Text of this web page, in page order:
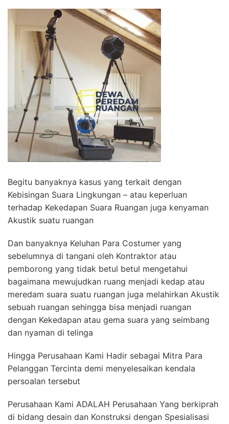
Begitu banyaknya kasus yang terkait dengan
Kebisingan Suara Lingkungan – atau keperluan
terhadap Kekedapan Suara Ruangan juga kenyaman
Akustik suatu ruangan
Dan banyaknya Keluhan Para Costumer yang
sebelumnya di tangani oleh Kontraktor atau
pemborong yang tidak betul betul mengetahui
bagaimana mewujudkan ruang menjadi kedap atau
meredam suara suatu ruangan juga melahirkan Akustik
sebuah ruangan sehingga bisa menjadi ruangan
dengan Kekedapan atau gema suara yang seimbang
dan nyaman di telinga
Hingga Perusahaan Kami Hadir sebagai Mitra Para
Pelanggan Tercinta demi menyelesaikan kendala
persoalan tersebut
Perusahaan Kami ADALAH Perusahaan Yang berkiprah
di bidang desain dan Konstruksi dengan Spesialisasi